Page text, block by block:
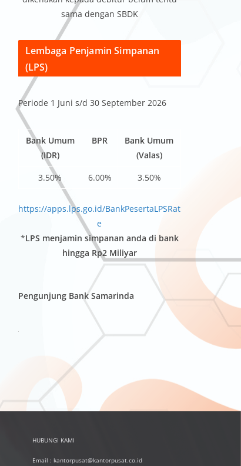
sama dengan SBDK
Lembaga Penjamin Simpanan
(LPS)
Periode 1 Juni s/d 30 September 2026
Bank Umum
(IDR)
BPR
Bank Umum
(Valas)
3.50%
6.00% 3.50%
https://apps.lps.go.id/BankPesertaLPSRat
e
*LPS menjamin simpanan anda di bank
hingga Rp2 Miliyar
Pengunjung Bank Samarinda
HUBUNGI KAMI
Email : kantorpusat@kantorpusat.co.id